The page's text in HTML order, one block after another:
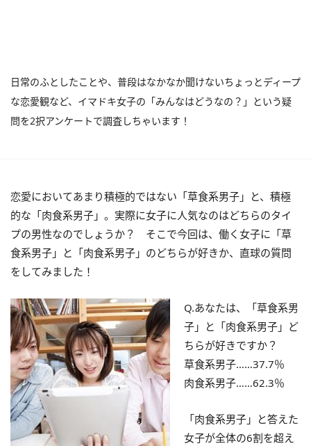
日常のふとしたことや、普段はなかなか聞けないちょっとディープ
な恋愛観など、イマドキ女子の「みんなはどうなの？」という疑
問を2択アンケートで調査しちゃいます！
恋愛においてあまり積極的ではない「草食系男子」と、積極
的な「肉食系男子」。実際に女子に人気なのはどちらのタイ
プの男性なのでしょうか？ そこで今回は、働く女子に「草
食系男子」と「肉食系男子」のどちらが好きか、直球の質問
をしてみました！
Q.あなたは、「草食系男
子」と「肉食系男子」ど
ちらが好きですか？
草食系男子……37.7％
肉食系男子……62.3％
「肉食系男子」と答えた
女子が全体の6割を超え